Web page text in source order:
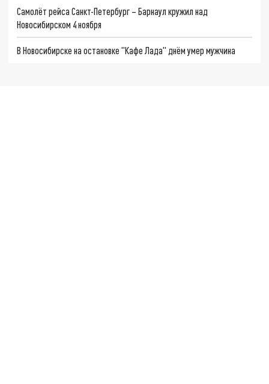
Самолёт рейса Санкт-Петербург – Барнаул кружил над
Новосибирском 4 ноября
В Новосибирске на остановке "Кафе Лада" днём умер мужчина